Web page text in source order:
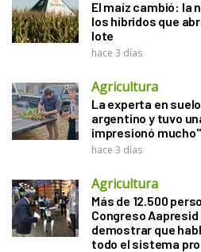
El maíz cambió: la
los híbridos que
lote
hace 3 días
Agricultura
La experta en
argentino y tuvo
impresionó mucho"
hace 3 días
Agricultura
Más de 12.500
Congreso
demostrar que
todo el sistema